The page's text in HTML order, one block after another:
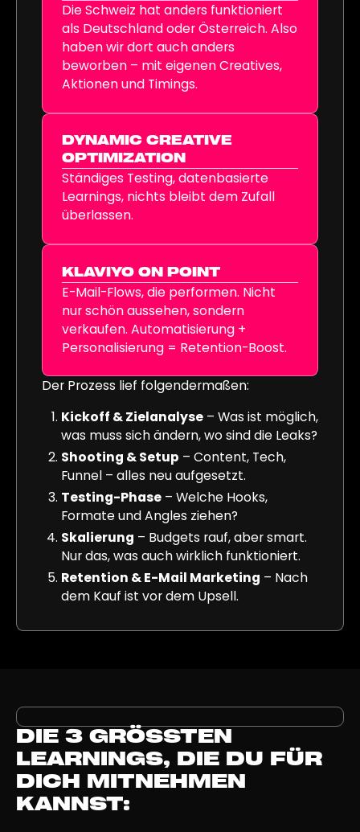
Die Schweiz hat anders funktioniert
als Deutschland oder Österreich. Also
haben wir dort auch anders
beworben – mit eigenen Creatives,
Aktionen und Timings.
DYNAMIC CREATIVE
OPTIMIZATION
Ständiges Testing, datenbasierte
Learnings, nichts bleibt dem Zufall
überlassen.
KLAVIYO ON POINT
E-Mail-Flows, die performen. Nicht
nur schön aussehen, sondern
verkaufen. Automatisierung +
Personalisierung = Retention-Boost.
Der Prozess lief folgendermaßen:
Kickoff & Zielanalyse– Was ist möglich,
was muss sich ändern, wo sind die Leaks?
Shooting & Setup – Content, Tech,
Funnel – alles neu aufgesetzt.
Testing-Phase– Welche Hooks,
Formate und Angles ziehen?
Skalierung – Budgets rauf, aber smart.
Nur das, was auch wirklich funktioniert.
Retention & E-Mail Marketing – Nach
dem Kauf ist vor dem Upsell.
DIE 3 GRÖSSTEN L
EARNINGS, DIE DU FÜR D
ICH MITNEHMEN K
ANNST: